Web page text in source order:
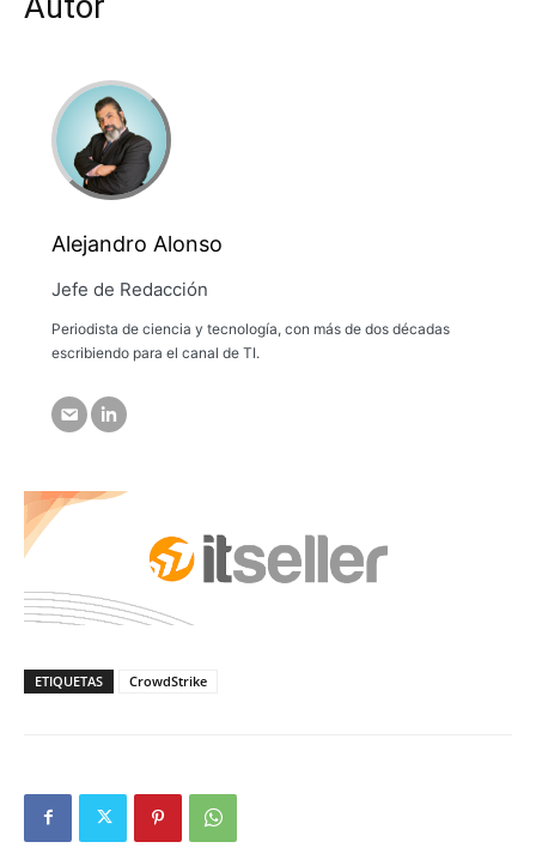
Alejandro Alonso
Jefe de Redacción
Periodista de ciencia y tecnología, con más de dos décadas
escribiendo para el canal de TI.
ETIQUETAS CrowdStrike